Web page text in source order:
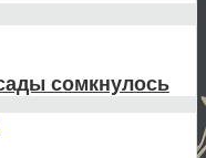
сомкнулось